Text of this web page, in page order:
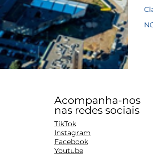
Acompanha-nos
nas redes sociais
TikTok
Instagram
Facebook
Youtube